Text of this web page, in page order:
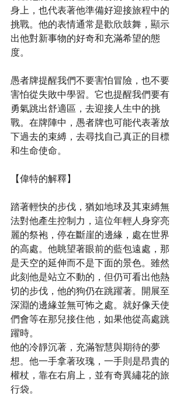
身上，也代表著他準備好迎接旅程中的
挑戰。他的表情通常是歡欣鼓舞，顯示
出他對新事物的好奇和充滿希望的態
度。
愚者牌提醒我們不要害怕冒險，也不要
害怕從失敗中學習。它也提醒我們要有
勇氣跳出舒適區，去迎接人生中的挑
戰。在牌陣中，愚者牌也可能代表著放
下過去的束縛，去尋找自己真正的目標
和生命使命。
【偉特的解釋】
踏著輕快的步伐，猶如地球及其束縛無
法對他產生控制力，這位年輕人身穿亮
麗的祭袍，停在斷崖的邊緣，處在世界
的高處。他眺望著眼前的藍包遠處，那
是天空的延伸而不是下面的景色。雖然
此刻他是站立不動的，但仍可看出他熱
切的步伐，他的狗仍在跳躍著。開展至
深淵的邊緣並無可怖之處。就好像天使
們會等在那兒接住他，如果他從高處跳
躍時。
他的冷靜沉著，充滿智慧與期待的夢
想。他一手拿著玫瑰，一手則是昂貴的
權杖，靠在右肩上，並有奇異繡花的旅
行袋。